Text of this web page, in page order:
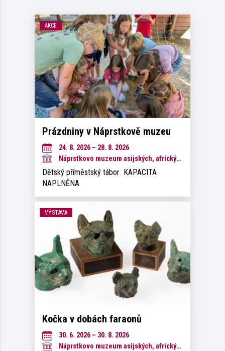
AKCE
Prázdniny v Náprstkově muzeu
24. 8. 2026 – 28. 8. 2026
Náprstkovo muzeum asijských, afrických a amerických kultur
Dětský příměstský tábor KAPACITA
NAPLNĚNA
VÝSTAVA
Kočka v dobách faraonů
30. 6. 2026 – 30. 8. 2026
Náprstkovo muzeum asijských, afrických a amerických kultur